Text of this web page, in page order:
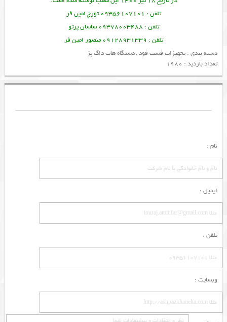
تلفن : 09356107101 تورج امین فر
تلفن : 09378003488 ساسان پرتو
تلفن : 09128931339 منصور امین فر
دسته بندی :تجهیزات فست فود,دستگاه هات داگ پز
تعداد بازدید : 1980
نام :
ایمیل :
تلفن :
وبسایت :